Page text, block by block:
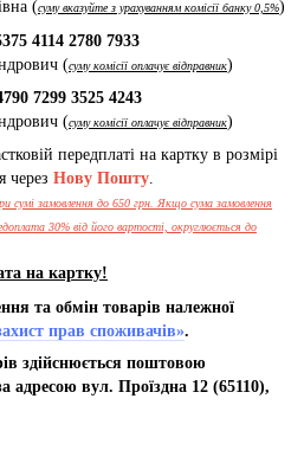
(суму вказуйте з урахуванням комісії банку 0,5%)
4114 2780 7933
(суму комісії оплачує відправник)
7299 3525 4243
(суму комісії оплачує відправник)
передплаті на картку в розмірі
через Нову Пошту.
сумі замовлення до 650 грн. Якщо сума замовлення
30% від його вартості, округлюється до
на картку!
та обмін товарів належної
прав споживачів».
здійснюється поштовою
вул. Проїздна 12 (65110),